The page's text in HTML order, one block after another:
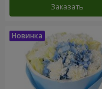
Заказать